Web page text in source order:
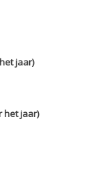
jaar)
het jaar)